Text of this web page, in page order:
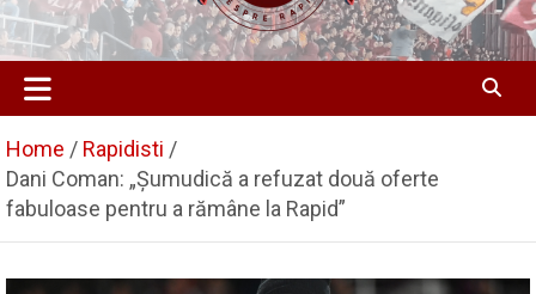
Home
Rapidisti
Dani Coman: „Șumudică a refuzat două oferte
fabuloase pentru a rămâne la Rapid”